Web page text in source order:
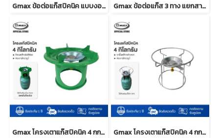
Gmax ข้อต่อแก๊สปิคนิค แบบงอ ข้อต่อทองเหลือง รุ่น LTP-006 Gmax ข้อต่อแก๊ส 3 ทาง แยกสายแก๊ส ขนาด 3/8” รุ่น LGW-001
Gmax โครงเตาแก๊สปิคนิค 4 กก. พร้อมบังลมในตัว รุ่น LTP-001 Gmax โครงเตาแก๊สปิคนิค 4 กก. นมหนูทองเหลือง รุ่น LTP-004